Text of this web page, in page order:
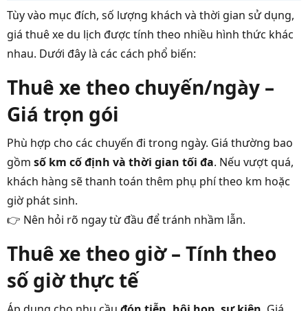
Tùy vào mục đích, số lượng khách và thời gian sử dụng,
giá thuê xe du lịch được tính theo nhiều hình thức khác
nhau. Dưới đây là các cách phổ biến:
Thuê xe theo chuyến/ngày –
Giá trọn gói
Phù hợp cho các chuyến đi trong ngày. Giá thường bao
gồm số km cố định và thời gian tối đa. Nếu vượt quá,
khách hàng sẽ thanh toán thêm phụ phí theo km hoặc
giờ phát sinh.
👉 Nên hỏi rõ ngay từ đầu để tránh nhầm lẫn.
Thuê xe theo giờ – Tính theo
số giờ thực tế